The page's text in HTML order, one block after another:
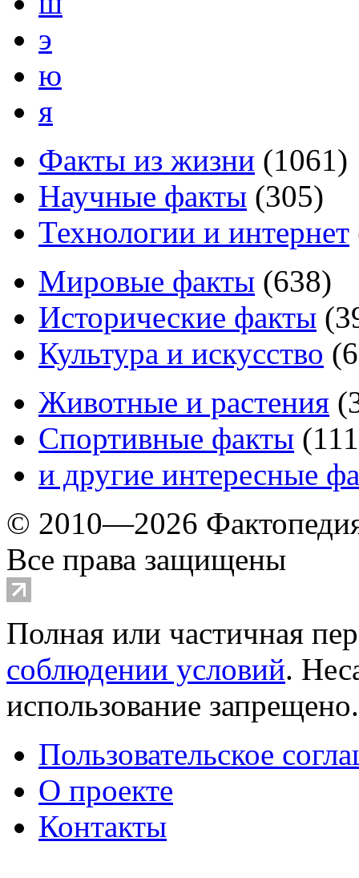
э
ю
я
Факты из жизни (1061)
Научные факты (305)
Технологии и интернет
Мировые факты (638)
Исторические факты (
Культура и искусство (
Животные и растения (
Спортивные факты (111
и другие интересные
© 2010—2026
Все права защищены
Полная или частичная
соблюдении условий.
использование
Пользовательское
О проекте
Контакты